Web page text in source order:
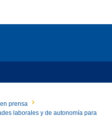
prensa
laborales y de autonomía para